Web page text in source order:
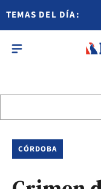
TEMAS DEL DÍA:
CÓRDOBA